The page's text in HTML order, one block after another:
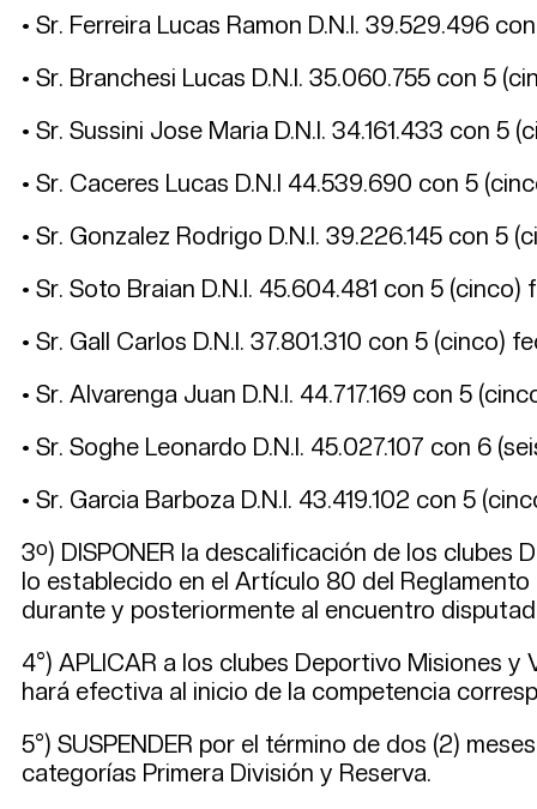
• Sr. Ferreira Lucas Ramon D.N.I. 39.529.496
• Sr. Branchesi Lucas D.N.I. 35.060.755 con 5
• Sr. Sussini Jose Maria D.N.I. 34.161.433 con 5
• Sr. Caceres Lucas D.N.I 44.539.690 con 5
• Sr. Gonzalez Rodrigo D.N.I. 39.226.145 con 5
• Sr. Soto Braian D.N.I. 45.604.481 con 5
• Sr. Gall Carlos D.N.I. 37.801.310 con 5 (cinco)
• Sr. Alvarenga Juan D.N.I. 44.717.169 con 5
• Sr. Soghe Leonardo D.N.I. 45.027.107 con 6
• Sr. Garcia Barboza D.N.I. 43.419.102 con 5
3º) DISPONER la descalificación de los
lo establecido en el Artículo 80 del
durante y posteriormente al encuentro
4°) APLICAR a los clubes Deportivo Misiones
hará efectiva al inicio de la competencia
5°) SUSPENDER por el término de dos (2)
categorías Primera División y Reserva.